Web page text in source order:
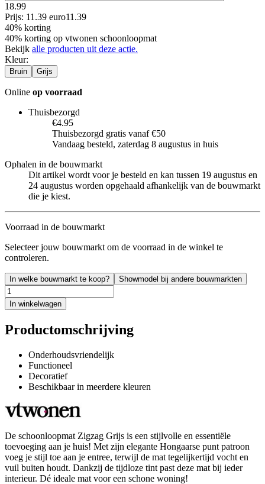
18.99
Prijs: 11.39 euro11 .39
40% korting
40% korting op vtwonen schoonloopmat
Bekijk alle producten uit deze actie.
Kleur:
Bruin Grijs
Online op voorraad
Thuisbezorgd
€4.95
Thuisbezorgd gratis vanaf €50
Vandaag besteld, zaterdag 8 augustus in huis
Ophalen in de bouwmarkt
Dit artikel wordt voor je besteld en kan tussen 19 augustus en
24 augustus worden opgehaald afhankelijk van de bouwmarkt
die je kiest.
Voorraad in de bouwmarkt
Selecteer jouw bouwmarkt om de voorraad in de winkel te
controleren.
In welke bouwmarkt te koop? Showmodel bij andere bouwmarkten
In winkelwagen
Productomschrijving
Onderhoudsvriendelijk
Functioneel
Decoratief
Beschikbaar in meerdere kleuren
De schoonloopmat Zigzag Grijs is een stijlvolle en essentiële
toevoeging aan je huis! Met zijn elegante Hongaarse punt patroon
voeg je stijl toe aan je entree, terwijl de mat tegelijkertijd vocht en
vuil buiten houdt. Dankzij de tijdloze tint past deze mat bij ieder
interieur. Dé ideale mat voor een schone woning!